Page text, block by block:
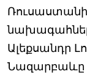
Ալեքսանդր
Նազարբաևը